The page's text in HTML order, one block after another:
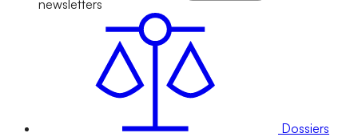
newsletters
Dossiers